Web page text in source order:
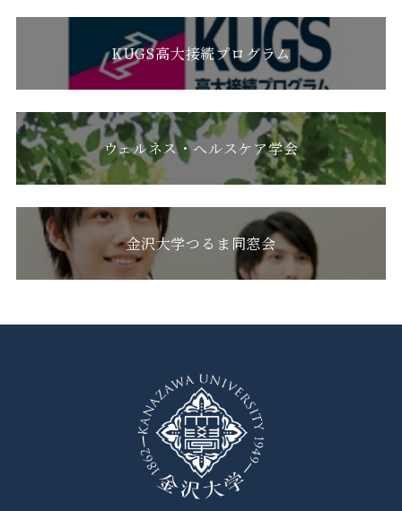
KUGS高大接続プログラム
ウェルネス・ヘルスケア学会
金沢大学つるま同窓会